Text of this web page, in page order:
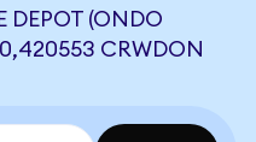
DEPOT (ONDO
CRWDON